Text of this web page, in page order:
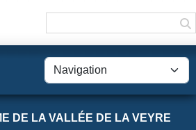
DE LA VALLÉE DE LA VEYRE
cookies